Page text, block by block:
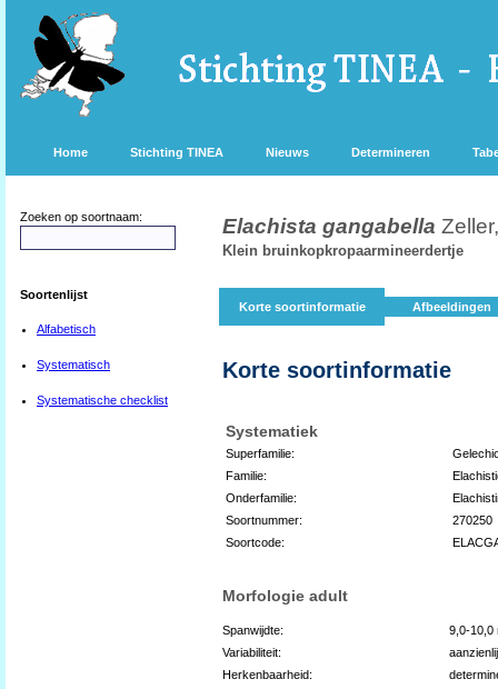
Home Stichting TINEA Nieuws Determineren
Zoeken op soortnaam:
Soortenlijst
Alfabetisch
Systematisch
Systematische checklist
Elachista gangabella
Klein bruinkopkropaarmineerdertje
Korte soortinformatie Afbeeldingen
Korte soortinformatie
Systematiek
Superfamilie:
Familie:
Onderfamilie:
Soortnummer:
270250
Soortcode:
Morfologie adult
Spanwijdte:
9,0-10,0
Variabiliteit:
Herkenbaarheid: